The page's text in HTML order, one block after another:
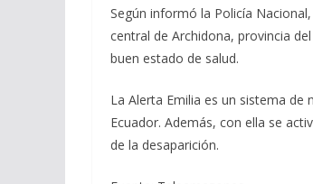
Según informó la Policía
central de Archidona, provincia
buen estado de salud.
La Alerta Emilia es un sistema
Ecuador. Además, con ella se
de la desaparición.